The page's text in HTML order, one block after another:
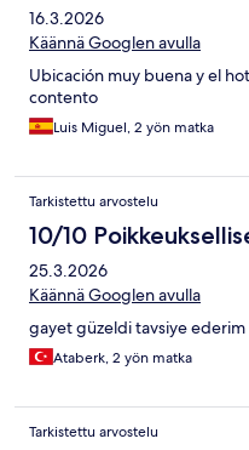
16.3.2026
Käännä Googlen avulla
Ubicación muy buena y el
contento
Luis Miguel, 2 yön matka
Tarkistettu arvostelu
10/10
25.3.2026
Käännä Googlen avulla
gayet güzeldi tavsiye ederim
Ataberk, 2 yön matka
Tarkistettu arvostelu